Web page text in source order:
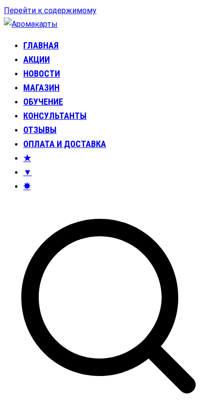
Перейти к содержимому
Аромакарты
Психологические эфирные карты • Аромапсихология
ГЛАВНАЯ
АКЦИИ
НОВОСТИ
МАГАЗИН
ОБУЧЕНИЕ
КОНСУЛЬТАНТЫ
ОТЗЫВЫ
ОПЛАТА И ДОСТАВКА
★
▼
✸